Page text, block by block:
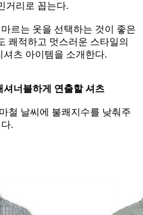
거리로 꼽는다.
르는 옷을 선택하는 것이 좋은
쾌적하고 멋스러운 스타일의
츠 아이템을 소개한다.
너블하게 연출할 셔츠
철 날씨에 불쾌지수를 낮춰주
.